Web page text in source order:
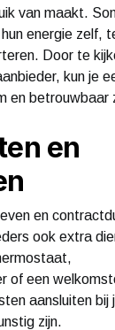
van maakt.
energie zelf,
Door te
kun je
en betrouwbaar
en
en
ook extra
of een
aansluiten bij
zijn.